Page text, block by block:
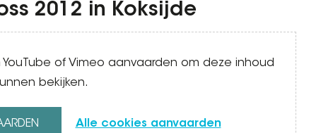
2012 in Koksijde
of Vimeo aanvaarden om deze inhoud
bekijken.
Alle cookies aanvaarden